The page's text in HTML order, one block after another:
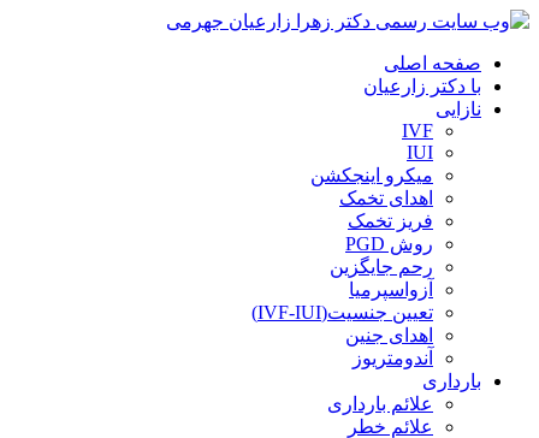
صفحه اصلی
با دکتر زارعیان
نازایی
IVF
IUI
میکرو اینجکشن
اهدای تخمک
فریز تخمک
روش PGD
رحم جایگزین
آزواسپرمیا
تعیین جنسیت(IVF-IUI)
اهدای جنین
آندومتریوز
بارداری
علائم بارداری
علائم خطر